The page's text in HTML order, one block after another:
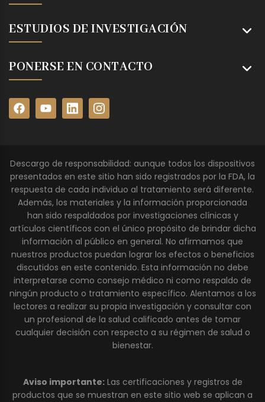
ESTUDIOS DE INVESTIGACIÓN
PONERSE EN CONTACTO
Descargo de responsabilidad: aunque todos los dispositivos
presentados en este sitio han sido registrados por la FDA, la
respuesta de cada individuo al tratamiento será diferente.
Además, los materiales y la información proporcionada
han sido respaldados por investigaciones clínicas y
artículos científicos con el único propósito de brindar dicha
información al público en general. No afirmamos que
nuestros productos puedan lograr los efectos o beneficios
discutidos en este contenido. Esta información no debe
interpretarse como consejo médico ni como respaldo de
ningún producto o tratamiento específico. Alentamos a los
lectores a realizar su propia investigación y consultar con
un profesional de la salud calificado antes de tomar
cualquier decisión con respecto a su régimen de salud o
bienestar.
Aviso importante:Las certificaciones y registros de
productos que se muestran en este sitio web se aplican a